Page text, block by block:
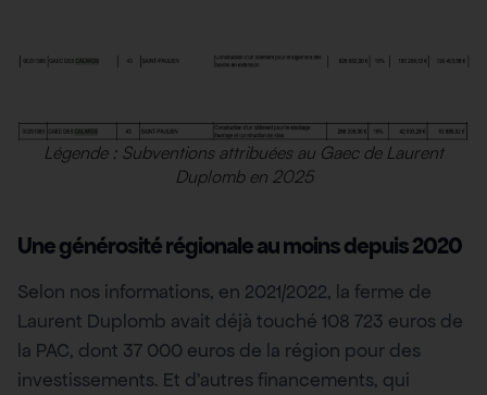
Légende : Subventions attribuées au Gaec de Laurent
Duplomb en 2025
Une générosité régionale au moins depuis 2020
Selon nos informations, en 2021/2022, la ferme de
Laurent Duplomb avait déjà touché 108 723 euros de
la PAC, dont 37 000 euros de la région pour des
investissements. Et d’autres financements, qui